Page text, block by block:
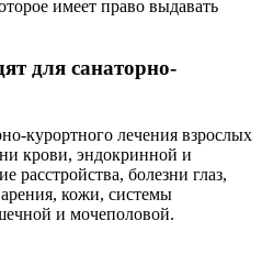
имеет право выдавать
для санаторно-
курортного лечения взрослых
крови, эндокринной и
расстройства, болезни глаз,
кожи, системы
и мочеполовой.